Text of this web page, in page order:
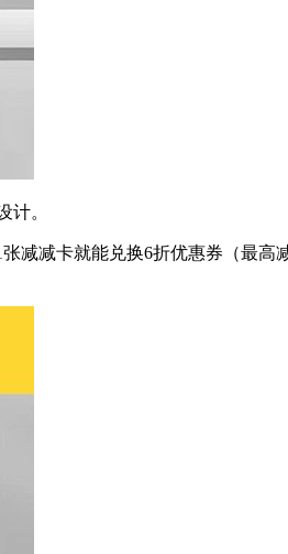
计。
减减卡就能兑换6折优惠券（最高